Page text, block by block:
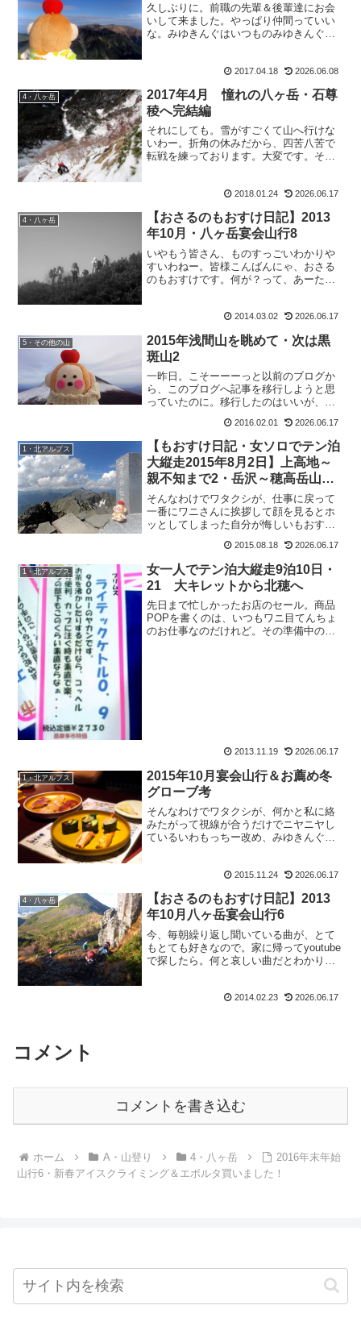
久しぶりに。前職の先輩＆後輩達にお会
いして来ました。やっぱり仲間っていい
な。みゆきんぐはいつものみゆきんぐだ
だし。Tっちは可愛くて、翔坊も相変わら
2017.04.18 2026.06.08
4・八ヶ岳
2017年4月 憧れの八ヶ岳・石尊
稜へ完結編
それにしても。雪がすごくて山へ行けな
いわー。折角の休みだから、四苦八苦で
転戦を練っております。大変です。そん
岳・石尊稜へ完結編2017年4月4日 快晴
上からサブち...
2018.01.24 2026.06.17
4・八ヶ岳
【おさるのもおすけ日記】2013
年10月・八ヶ岳宴会山行8
いやもう皆さん、ものすっごいわかりや
すいわねー。皆様こんばんにゃ、おさる
のもおすけです。何が？って、あーた。
クインすることもなかったのに、宴会山
2014.03.02 2026.06.17
5・その他の山
2015年浅間山を眺めて・次は黒
斑山2
一昨日。こそーーーっと以前のブログか
ら、このブログへ記事を移行しようと思
っていたのに。移行したのはいいが、更
だから２０１６年の日付更新に。まあ、
それも別にすぐに直せばいいのですが、
ほんの数分の更新日時だっ...
2016.02.01 2026.06.17
1・北アルプス
【もおすけ日記・女ソロでテン泊
大縦走2015年8月2日】上高地～
親不知まで2・岳沢～穂高岳山荘
＆お薦めドリンク
そんなわけでワタクシが、仕事に戻って
一番にワニさんに挨拶して顔を見るとホ
ッとしてしまった自分が悔しいもおすけ
い。悔しいわ。ワニおごときにホッとす
るなんて（悔しいから敬称なし）。いや
もうそれだけ苦行だったって...
2015.08.18 2026.06.17
1・北アルプス
女一人でテン泊大縦走9泊10日・
21 大キレットから北穂へ
先日まで忙しかったお店のセール。商品
POPを書くのは、いつもワニ目てんちょ
のお仕事なのだけれど。その準備中のあ
2013.11.19 2026.06.17
1・北アルプス
2015年10月宴会山行＆お薦め冬
グローブ考
そんなわけでワタクシが、何かと私に絡
みたがって視線が合うだけでニヤニヤし
ているいわもっちー改め、みゆきんぐを
好きやねん。と言いたくなるほど嬉しそ
うにニヤニヤしながら後ろ...
2015.11.24 2026.06.17
4・八ヶ岳
【おさるのもおすけ日記】2013
年10月八ヶ岳宴会山行6
今、毎朝繰り返し聞いている曲が、とて
もとても好きなので。家に帰ってyoutube
で探したら。何と哀しい曲だとわかり、
に。ハッピーエンドじゃないのがショッ
2014.02.23 2026.06.17
コメント
コメントを書き込む
ホーム A・山登り 4・八ヶ岳
2016年末年始
山行6・新春アイスクライミング＆エボルタ買いました！